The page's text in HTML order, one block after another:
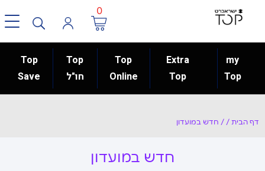
0
Top
Save
Top
חו"ל
Top
Online
Extra
Top
my
Top
דף הבית /
/ חדש במועדון
חדש במועדון